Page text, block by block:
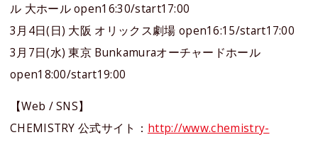
ル 大ホール open16:30/start17:00
3月4日(日) 大阪 オリックス劇場 open16:15/start17:00
3月7日(水) 東京 Bunkamuraオーチャードホール
open18:00/start19:00
【Web / SNS】
CHEMISTRY 公式サイト： http://www.chemistry-